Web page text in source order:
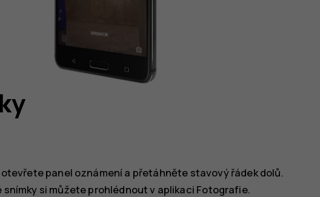
panel oznámení a přetáhněte stavový řádek dolů.
snímky si můžete prohlédnout v aplikaci Fotografie.